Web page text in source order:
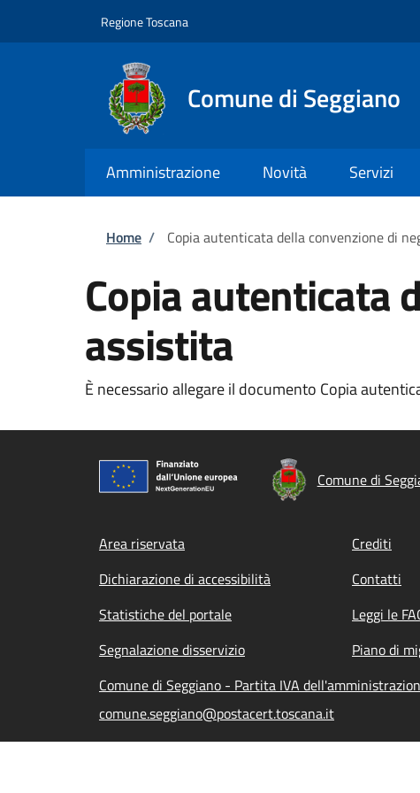
Regione Toscana
Comune di Seggiano
Amministrazione Novità Servizi
Briciole di pane
Home / Copia autenticata della convenzione di
Copia autenticata
assistita
È necessario allegare il documento Copia
Comune di
Footer menu
Area riservata Crediti
Dichiarazione di accessibilità
Contatti
Statistiche del portale
Leggi le
Segnalazione disservizio
Piano di
Comune di Seggiano - Partita IVA
comune.seggiano@postacert.toscana.it